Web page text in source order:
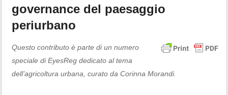
governance del paesaggio
periurbano
Questo contributo è parte di un numero
speciale di EyesReg dedicato al tema
dell’agricoltura urbana, curato da Corinna Morandi.